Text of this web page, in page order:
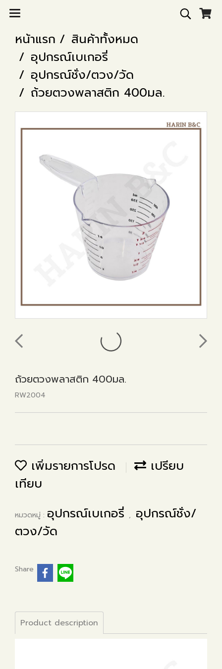
หน้าแรก
สินค้าทั้งหมด
อุปกรณ์เบเกอรี่
อุปกรณ์ชั่ง/ตวง/วัด
ถ้วยตวงพลาสติก 400มล.
ถ้วยตวงพลาสติก 400มล.
RW2004
เพิ่มรายการโปรด
เปรียบ
เทียบ
หมวดหมู่ : อุปกรณ์เบเกอรี่ , อุปกรณ์ชั่ง/
ตวง/วัด
Share
Product description